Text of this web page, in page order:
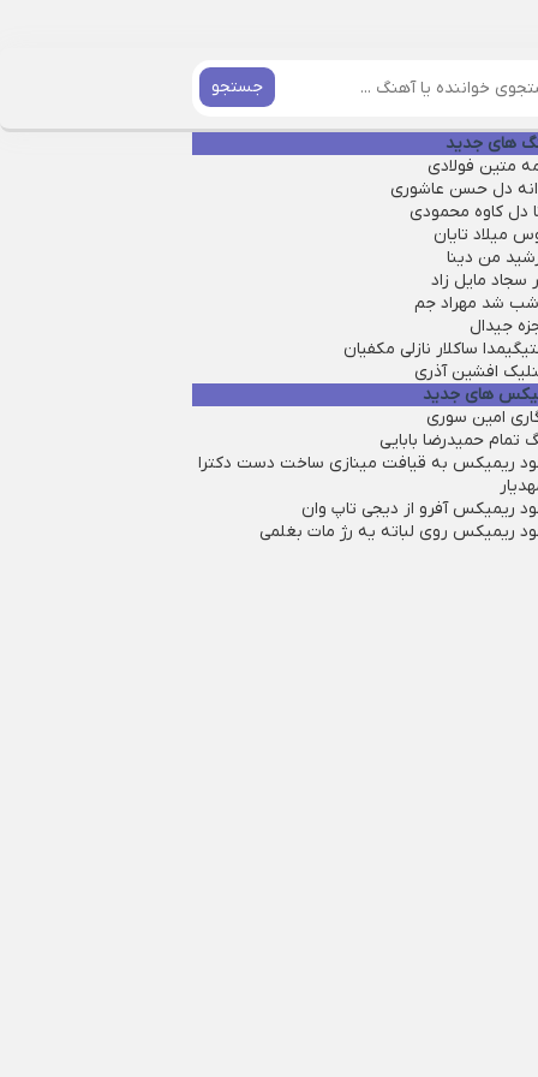
جستجو
های جدید
متین فولادی
دل حسن عاشوری
دل کاوه محمودی
میلاد تایان
من دینا
سجاد مایل زاد
شب شد مهراد جم
جیدال
ساکلار نازلی مکفیان
افشین آذری
های جدید
امین سوری
تمام حمیدرضا بابایی
ریمیکس به قیافت مینازی ساخت دست دکترا
ریمیکس آفرو از ديجی تاپ وان
ریمیکس روی لباته یه رژ مات بغلمی